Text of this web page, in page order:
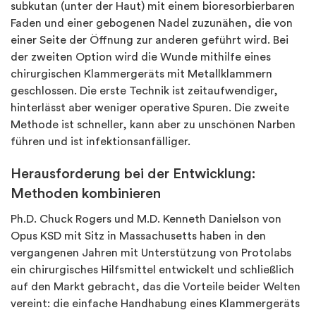
subkutan (unter der Haut) mit einem bioresorbierbaren
Faden und einer gebogenen Nadel zuzunähen, die von
einer Seite der Öffnung zur anderen geführt wird. Bei
der zweiten Option wird die Wunde mithilfe eines
chirurgischen Klammergeräts mit Metallklammern
geschlossen. Die erste Technik ist zeitaufwendiger,
hinterlässt aber weniger operative Spuren. Die zweite
Methode ist schneller, kann aber zu unschönen Narben
führen und ist infektionsanfälliger.
Herausforderung bei der Entwicklung:
Methoden kombinieren
Ph.D. Chuck Rogers und M.D. Kenneth Danielson von
Opus KSD mit Sitz in Massachusetts haben in den
vergangenen Jahren mit Unterstützung von Protolabs
ein chirurgisches Hilfsmittel entwickelt und schließlich
auf den Markt gebracht, das die Vorteile beider Welten
vereint: die einfache Handhabung eines Klammergeräts